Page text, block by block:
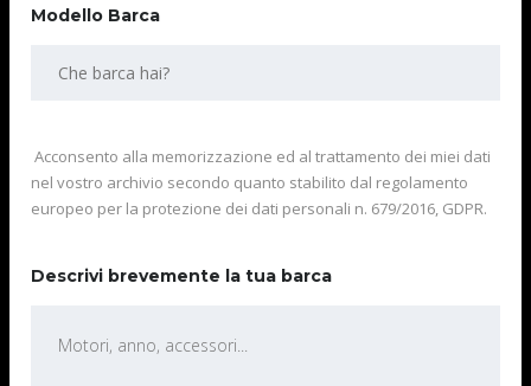
Modello Barca
Acconsento alla memorizzazione ed al trattamento dei miei dati
nel vostro archivio secondo quanto stabilito dal regolamento
europeo per la protezione dei dati personali n. 679/2016, GDPR.
Descrivi brevemente la tua barca